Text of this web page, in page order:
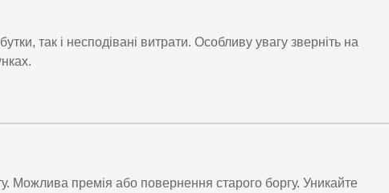
так і несподівані витрати. Особливу увагу зверніть на
Можлива премія або повернення старого боргу. Уникайте